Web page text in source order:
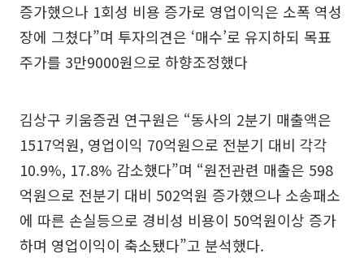
증가했으나 1회성 비용 증가로 영업이익은 소폭 역성
장에 그쳤다”며 투자의견은 ‘매수’로 유지하되 목표
주가를 3만9000원으로 하향조정했다
김상구 키움증권 연구원은 “동사의 2분기 매출액은
1517억원, 영업이익 70억원으로 전분기 대비 각각
10.9%, 17.8% 감소했다”며 “원전관련 매출은 598
억원으로 전분기 대비 502억원 증가했으나 소송패소
에 따른 손실등으로 경비성 비용이 50억원이상 증가
하며 영업이익이 축소됐다”고 분석했다.